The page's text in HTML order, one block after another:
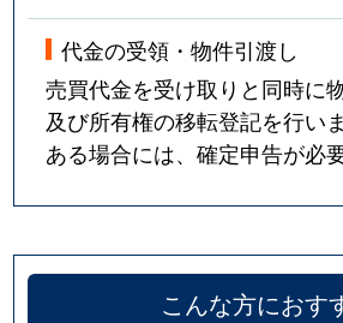
代金の受領・物件引渡し
売買代金を受け取りと同時に
及び所有権の移転登記を行い
ある場合には、確定申告が必
こんな方におす